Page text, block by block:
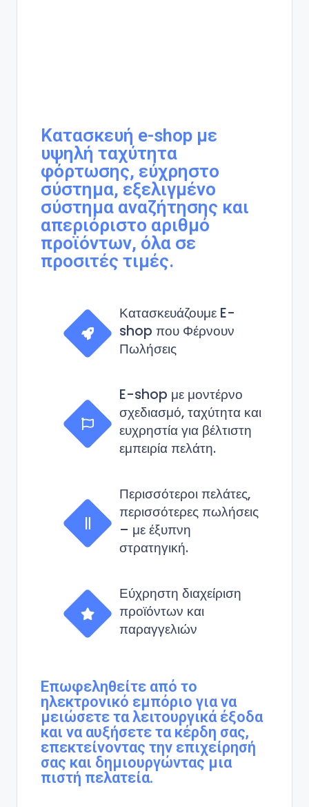
Κατασκευή e-shop με
υψηλή ταχύτητα
φόρτωσης, εύχρηστο
σύστημα, εξελιγμένο
σύστημα αναζήτησης και
απεριόριστο αριθμό
προϊόντων, όλα σε
προσιτές τιμές.
Κατασκευάζουμε E-
shop που Φέρνουν
Πωλήσεις
E-shop με μοντέρνο
σχεδιασμό, ταχύτητα και
ευχρηστία για βέλτιστη
εμπειρία πελάτη.
Περισσότεροι πελάτες,
περισσότερες πωλήσεις
– με έξυπνη
στρατηγική.
Εύχρηστη διαχείριση
προϊόντων και
παραγγελιών
Επωφεληθείτε από το
ηλεκτρονικό εμπόριο για να
μειώσετε τα λειτουργικά έξοδα
και να αυξήσετε τα κέρδη σας,
επεκτείνοντας την επιχείρησή
σας και δημιουργώντας μια
πιστή πελατεία.